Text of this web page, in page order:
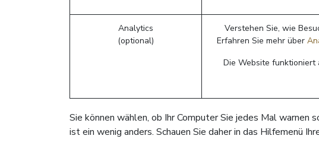
Analytics
(optional)
Verstehen Sie, wie
Erfahren Sie mehr über
Die Website funktioniert
Sie können wählen, ob Ihr Computer Sie jedes Mal
ist ein wenig anders. Schauen Sie daher in das Hilfemenü